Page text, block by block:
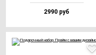
2990 руб